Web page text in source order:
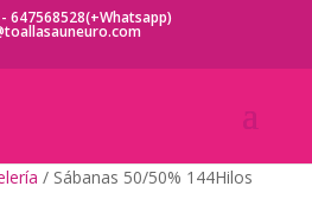
647568528(+Whatsapp)
/ Sábanas 50/50% 144Hilos